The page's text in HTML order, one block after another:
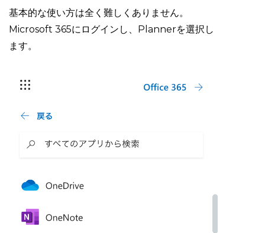
基本的な使い方は全く難しくありません。
Microsoft 365にログインし、Plannerを選択し
ます。